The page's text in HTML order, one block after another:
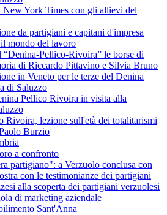
New York Times con gli allievi del
da partigiani e capitani d'impresa
mondo del lavoro
“Denina-Pellico-Rivoira” le borse di
di Riccardo Pittavino e Silvia Bruno
in Veneto per le terze del Denina
di Saluzzo
Pellico Rivoira in visita alla
Rivoira, lezione sull'età dei totalitarismi
Burzio
a confronto
partigiano": a Verzuolo conclusa con
con le testimonianze dei partigiani
alla scoperta dei partigiani verzuolesi
di marketing aziendale
Sant'Anna